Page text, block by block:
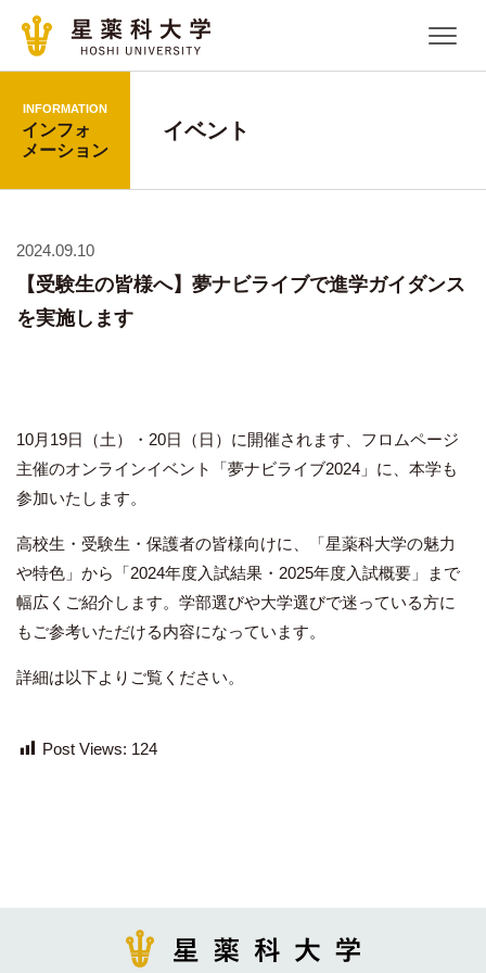
INFORMATION
インフォ
メーション
イベント
2024.09.10
【受験生の皆様へ】夢ナビライブで進学ガイダンス
を実施します
10月19日（土）・20日（日）に開催されます、フロムページ
主催のオンラインイベント「夢ナビライブ2024」に、本学も
参加いたします。
高校生・受験生・保護者の皆様向けに、「星薬科大学の魅力
や特色」から「2024年度入試結果・2025年度入試概要」まで
幅広くご紹介します。学部選びや大学選びで迷っている方に
もご参考いただける内容になっています。
詳細は以下よりご覧ください。
Post Views: 124